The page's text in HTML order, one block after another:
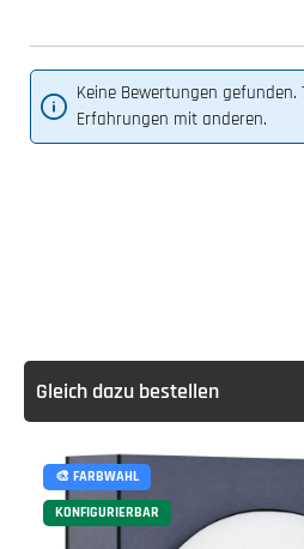
Keine Bewertungen gefunden.
Erfahrungen mit anderen.
Gleich dazu bestellen
🎨 FARBWAHL
KONFIGURIERBAR